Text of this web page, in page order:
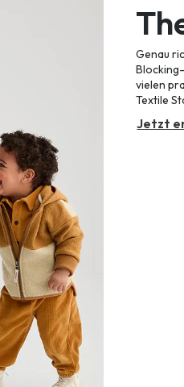
Genau
vielen
Textile
Jetzt